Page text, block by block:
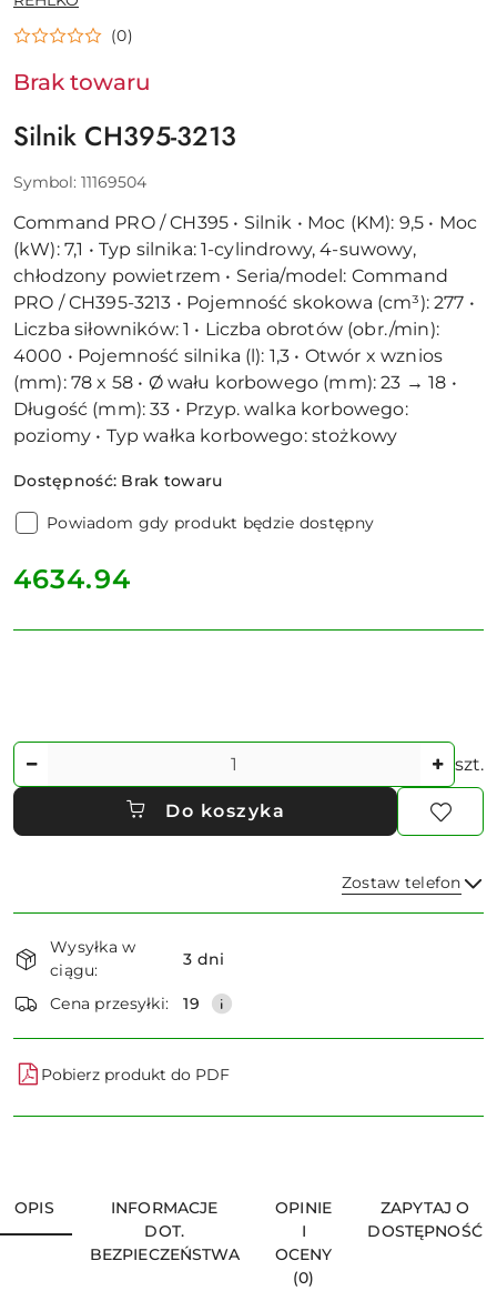
PRODUCENTA:
(0)
Brak towaru
Silnik CH395-3213
Symbol: 11169504
Command PRO / CH395 • Silnik • Moc (KM): 9,5 • Moc
(kW): 7,1 • Typ silnika: 1-cylindrowy, 4-suwowy,
chłodzony powietrzem • Seria/model: Command
PRO / CH395-3213 • Pojemność skokowa (cm³): 277 •
Liczba siłowników: 1 • Liczba obrotów (obr./min):
4000 • Pojemność silnika (l): 1,3 • Otwór x wznios
(mm): 78 x 58 • Ø wału korbowego (mm): 23 → 18 •
Długość (mm): 33 • Przyp. walka korbowego:
poziomy • Typ wałka korbowego: stożkowy
Dostępność: Brak towaru
Powiadom gdy produkt będzie dostępny
cena:
4634.94
Ilość szt.
Do koszyka
Zostaw telefon
i
dostawa
Wysyłka w
ciągu:
3 dni
Cena przesyłki: 19
Pobierz produkt do PDF
OPIS
INFORMACJE
DOT.
BEZPIECZEŃSTWA
OPINIE
I
OCENY
(0)
ZAPYTAJ O
DOSTĘPNOŚĆ